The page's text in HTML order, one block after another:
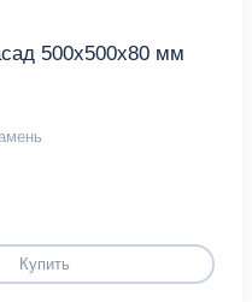
500х500х80 мм
Купить